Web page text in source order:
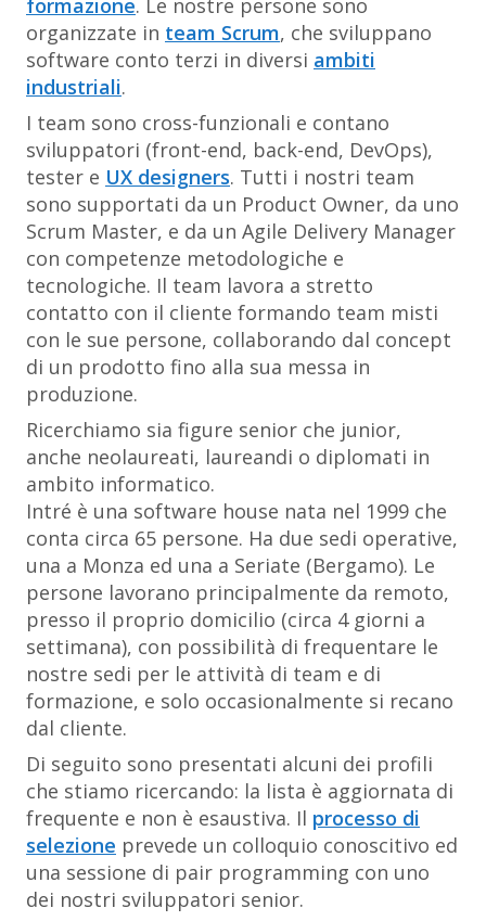
formazione. Le nostre persone sono
organizzate in team Scrum, che sviluppano
software conto terzi in diversi ambiti
industriali.
I team sono cross-funzionali e contano
sviluppatori (front-end, back-end, DevOps),
tester e UX designers. Tutti i nostri team
sono supportati da un Product Owner, da uno
Scrum Master, e da un Agile Delivery Manager
con competenze metodologiche e
tecnologiche. Il team lavora a stretto
contatto con il cliente formando team misti
con le sue persone, collaborando dal concept
di un prodotto fino alla sua messa in
produzione.
Ricerchiamo sia figure senior che junior,
anche neolaureati, laureandi o diplomati in
ambito informatico.
Intré è una software house nata nel 1999 che
conta circa 65 persone. Ha due sedi operative,
una a Monza ed una a Seriate (Bergamo). Le
persone lavorano principalmente da remoto,
presso il proprio domicilio (circa 4 giorni a
settimana), con possibilità di frequentare le
nostre sedi per le attività di team e di
formazione, e solo occasionalmente si recano
dal cliente.
Di seguito sono presentati alcuni dei profili
che stiamo ricercando: la lista è aggiornata di
frequente e non è esaustiva. Il processo di
selezione prevede un colloquio conoscitivo ed
una sessione di pair programming con uno
dei nostri sviluppatori senior.